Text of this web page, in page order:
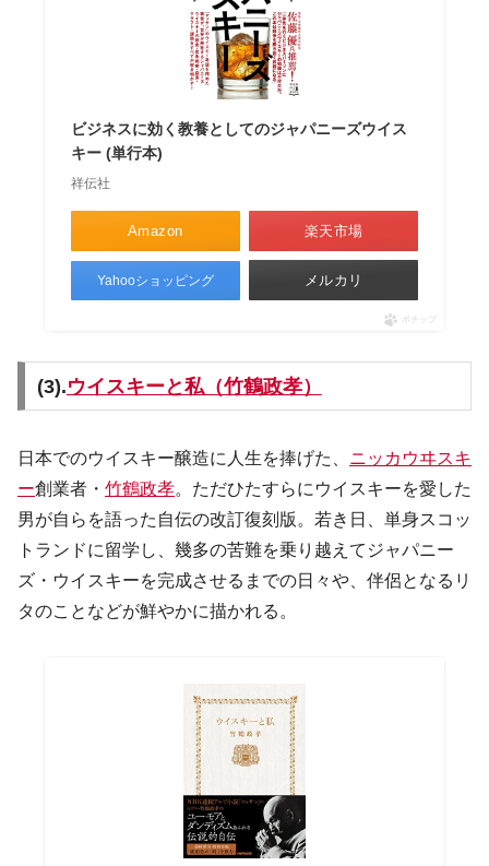
ビジネスに効く教養としてのジャパニーズウイス
キー (単行本)
祥伝社
Amazon 楽天市場
Yahooショッピング メルカリ
ポチップ
(3).ウイスキーと私（竹鶴政孝）
日本でのウイスキー醸造に人生を捧げた、 ニッカウヰスキ
ー創業者・ 竹鶴政孝。ただひたすらにウイスキーを愛した
男が自らを語った自伝の改訂復刻版。若き日、単身スコッ
トランドに留学し、幾多の苦難を乗り越えてジャパニー
ズ・ウイスキーを完成させるまでの日々や、伴侶となるリ
タのことなどが鮮やかに描かれる。